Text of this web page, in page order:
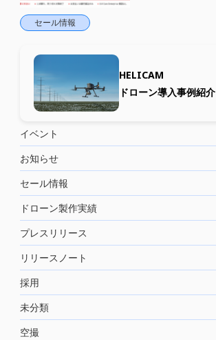
セール情報
HELICAM
ドローン導入事例紹介
イベント
お知らせ
セール情報
ドローン製作実績
プレスリリース
リリースノート
採用
未分類
空撮